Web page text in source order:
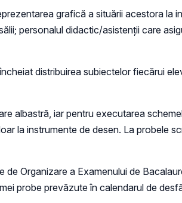
grafică a situării acestora la
personalul didactic/asistenții care
distribuirea subiectelor fiecărui
albastră, iar pentru executarea
la instrumente de desen. La probele
Organizare a Examenului de
probe prevăzute în calendarul de